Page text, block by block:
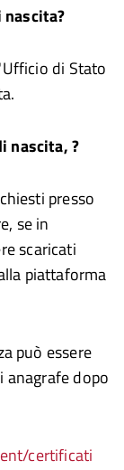
di Stato
nascita, ?
presso
se in
scaricati
piattaforma
può essere
anagrafe dopo
certificati